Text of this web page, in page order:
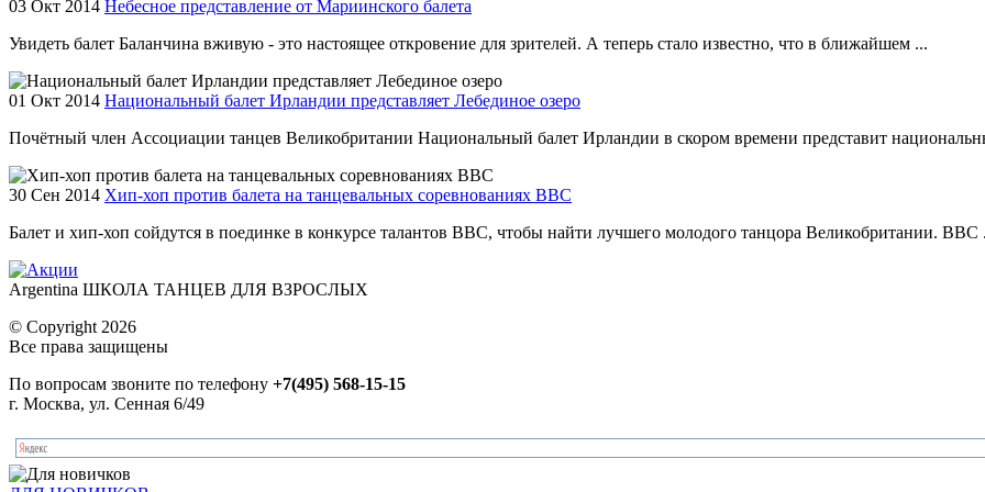
03 Окт 2014 Небесное представление от Мариинского балета
Увидеть балет Баланчина вживую - это настоящее откровение для зрителей. А теперь стало известно, что в ближайшем ...
01 Окт 2014 Национальный балет Ирландии представляет Лебединое озеро
Почётный член Ассоциации танцев Великобритании Национальный балет Ирландии в скором времени представит
30 Сен 2014 Хип-хоп против балета на танцевальных соревнованиях ВВС
Балет и хип-хоп сойдутся в поединке в конкурсе талантов BBC, чтобы найти лучшего молодого танцора Великобритании. BBC
Argentina ШКОЛА ТАНЦЕВ ДЛЯ ВЗРОСЛЫХ
© Copyright 2026
Все права защищены
По вопросам звоните по телефону +7(495) 568-15-15
г. Москва, ул. Сенная 6/49